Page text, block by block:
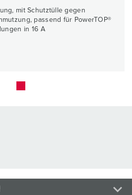
mit Schutztülle gegen
passend für PowerTOP®
in 16 A